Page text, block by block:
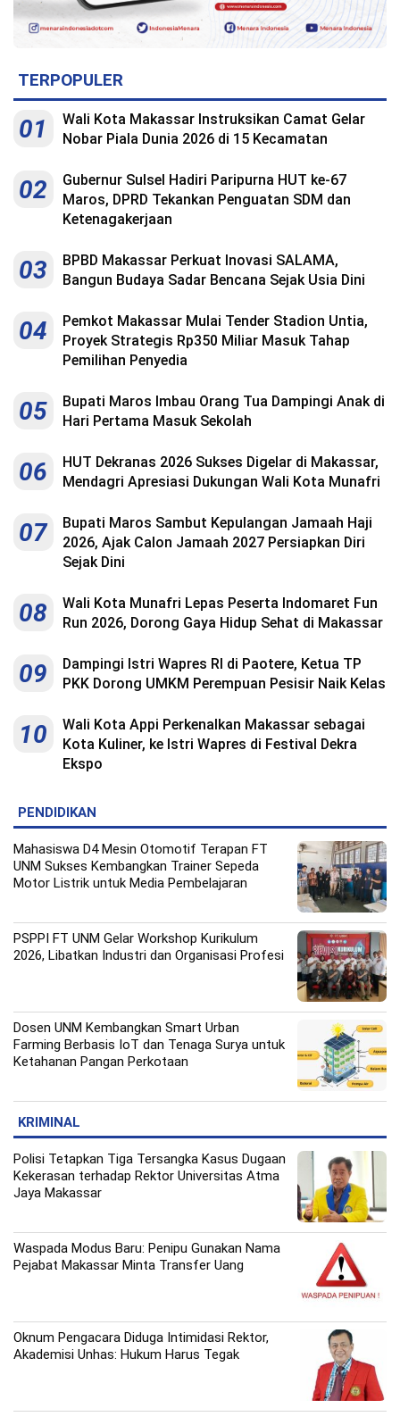
TERPOPULER
01
Wali Kota Makassar Instruksikan Camat Gelar
Nobar Piala Dunia 2026 di 15 Kecamatan
02
Gubernur Sulsel Hadiri Paripurna HUT ke-67
Maros, DPRD Tekankan Penguatan SDM dan
Ketenagakerjaan
03
BPBD Makassar Perkuat Inovasi SALAMA,
Bangun Budaya Sadar Bencana Sejak Usia Dini
04
Pemkot Makassar Mulai Tender Stadion Untia,
Proyek Strategis Rp350 Miliar Masuk Tahap
Pemilihan Penyedia
05
Bupati Maros Imbau Orang Tua Dampingi Anak di
Hari Pertama Masuk Sekolah
06
HUT Dekranas 2026 Sukses Digelar di Makassar,
Mendagri Apresiasi Dukungan Wali Kota Munafri
07
Bupati Maros Sambut Kepulangan Jamaah Haji
2026, Ajak Calon Jamaah 2027 Persiapkan Diri
Sejak Dini
08
Wali Kota Munafri Lepas Peserta Indomaret Fun
Run 2026, Dorong Gaya Hidup Sehat di Makassar
09
Dampingi Istri Wapres RI di Paotere, Ketua TP
PKK Dorong UMKM Perempuan Pesisir Naik Kelas
10
Wali Kota Appi Perkenalkan Makassar sebagai
Kota Kuliner, ke Istri Wapres di Festival Dekra
Ekspo
PENDIDIKAN
Mahasiswa D4 Mesin Otomotif Terapan FT
UNM Sukses Kembangkan Trainer Sepeda
Motor Listrik untuk Media Pembelajaran
PSPPI FT UNM Gelar Workshop Kurikulum
2026, Libatkan Industri dan Organisasi Profesi
Dosen UNM Kembangkan Smart Urban
Farming Berbasis IoT dan Tenaga Surya untuk
Ketahanan Pangan Perkotaan
KRIMINAL
Polisi Tetapkan Tiga Tersangka Kasus Dugaan
Kekerasan terhadap Rektor Universitas Atma
Jaya Makassar
Waspada Modus Baru: Penipu Gunakan Nama
Pejabat Makassar Minta Transfer Uang
Oknum Pengacara Diduga Intimidasi Rektor,
Akademisi Unhas: Hukum Harus Tegak